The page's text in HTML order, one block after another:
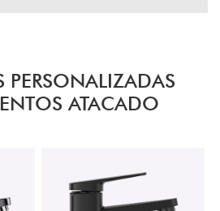
PERSONALIZADAS
ATACADO